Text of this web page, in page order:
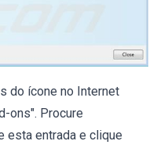
do ícone no Internet
ons". Procure
esta entrada e clique